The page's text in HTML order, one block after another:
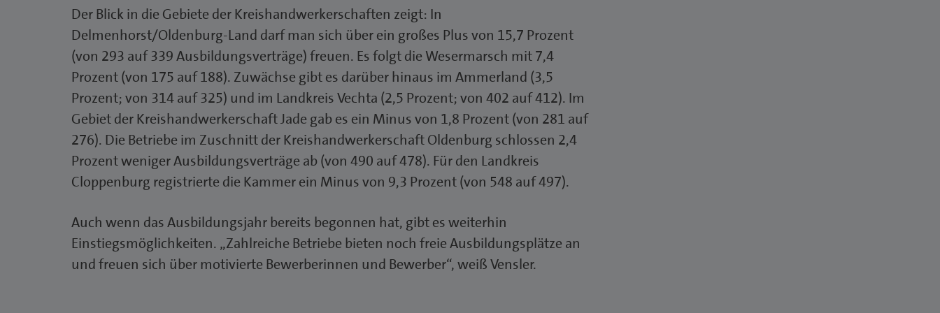
Der Blick in die Gebiete der Kreishandwerkerschaften zeigt: In
Delmenhorst/Oldenburg-Land darf man sich über ein großes Plus von 15,7 Prozent
(von 293 auf 339 Ausbildungsverträge) freuen. Es folgt die Wesermarsch mit 7,4
Prozent (von 175 auf 188). Zuwächse gibt es darüber hinaus im Ammerland (3,5
Prozent; von 314 auf 325) und im Landkreis Vechta (2,5 Prozent; von 402 auf 412). Im
Gebiet der Kreishandwerkerschaft Jade gab es ein Minus von 1,8 Prozent (von 281 auf
276). Die Betriebe im Zuschnitt der Kreishandwerkerschaft Oldenburg schlossen 2,4
Prozent weniger Ausbildungsverträge ab (von 490 auf 478). Für den Landkreis
Cloppenburg registrierte die Kammer ein Minus von 9,3 Prozent (von 548 auf 497).
Auch wenn das Ausbildungsjahr bereits begonnen hat, gibt es weiterhin
Einstiegsmöglichkeiten. „Zahlreiche Betriebe bieten noch freie Ausbildungsplätze an
und freuen sich über motivierte Bewerberinnen und Bewerber“, weiß Vensler.